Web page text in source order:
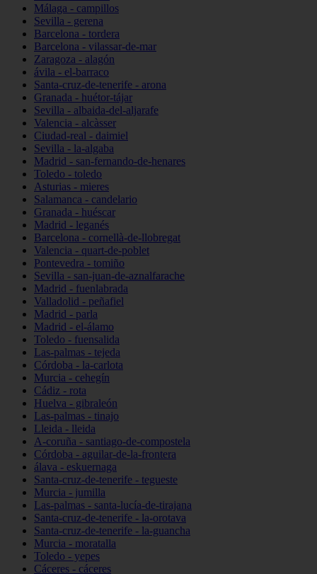
Málaga - campillos
Sevilla - gerena
Barcelona - tordera
Barcelona - vilassar-de-mar
Zaragoza - alagón
ávila - el-barraco
Santa-cruz-de-tenerife - arona
Granada - huétor-tájar
Sevilla - albaida-del-aljarafe
Valencia - alcàsser
Ciudad-real - daimiel
Sevilla - la-algaba
Madrid - san-fernando-de-henares
Toledo - toledo
Asturias - mieres
Salamanca - candelario
Granada - huéscar
Madrid - leganés
Barcelona - cornellà-de-llobregat
Valencia - quart-de-poblet
Pontevedra - tomiño
Sevilla - san-juan-de-aznalfarache
Madrid - fuenlabrada
Valladolid - peñafiel
Madrid - parla
Madrid - el-álamo
Toledo - fuensalida
Las-palmas - tejeda
Córdoba - la-carlota
Murcia - cehegín
Cádiz - rota
Huelva - gibraleón
Las-palmas - tinajo
Lleida - lleida
A-coruña - santiago-de-compostela
Córdoba - aguilar-de-la-frontera
álava - eskuernaga
Santa-cruz-de-tenerife - tegueste
Murcia - jumilla
Las-palmas - santa-lucía-de-tirajana
Santa-cruz-de-tenerife - la-orotava
Santa-cruz-de-tenerife - la-guancha
Murcia - moratalla
Toledo - yepes
Cáceres - cáceres